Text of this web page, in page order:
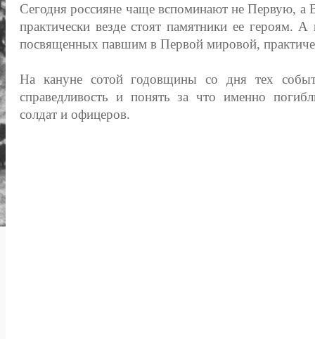
Сегодня россияне чаще вспоминают не Первую,
практически везде стоят памятники ее героям.
посвященных павшим в Первой мировой,
На кануне сотой годовщины со дня тех
справедливость и понять за что именно
солдат и офицеров.